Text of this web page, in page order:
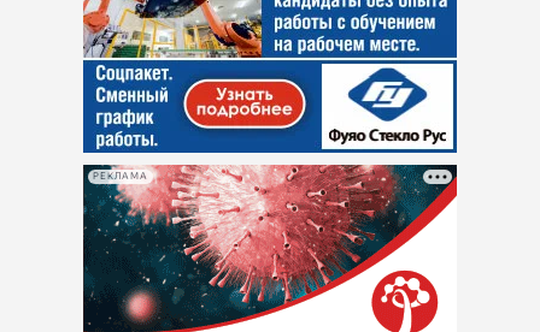
РЕКЛАМА